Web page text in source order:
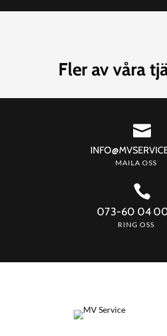
Fler av våra

MAILA OSS

073-60 04
RING OSS